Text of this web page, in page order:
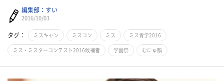
編集部：すい
2016/10/03
タグ： ミスキャン ミスコン ミス ミス青学2016
ミス・ミスターコンテスト2016候補者 学園祭 むにゅ顔